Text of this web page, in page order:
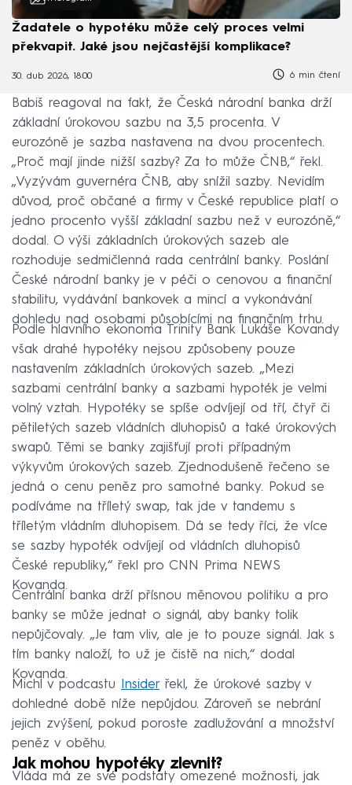
Žadatele o hypotéku může celý proces velmi
překvapit. Jaké jsou nejčastější komplikace?
30. dub 2026, 18:00 6 min čtení
Babiš reagoval na fakt, že Česká národní banka drží
základní úrokovou sazbu na 3,5 procenta. V
eurozóně je sazba nastavena na dvou procentech.
„Proč mají jinde nižší sazby? Za to může ČNB,“ řekl.
„Vyzývám guvernéra ČNB, aby snížil sazby. Nevidím
důvod, proč občané a firmy v České republice platí o
jedno procento vyšší základní sazbu než v eurozóně,“
dodal. O výši základních úrokových sazeb ale
rozhoduje sedmičlenná rada centrální banky. Poslání
České národní banky je v péči o cenovou a finanční
stabilitu, vydávání bankovek a mincí a vykonávání
dohledu nad osobami působícími na finančním trhu.
Podle hlavního ekonoma Trinity Bank Lukáše Kovandy
však drahé hypotéky nejsou způsobeny pouze
nastavením základních úrokových sazeb. „Mezi
sazbami centrální banky a sazbami hypoték je velmi
volný vztah. Hypotéky se spíše odvíjejí od tří, čtyř či
pětiletých sazeb vládních dluhopisů a také úrokových
swapů. Těmi se banky zajišťují proti případným
výkyvům úrokových sazeb. Zjednodušeně řečeno se
jedná o cenu peněz pro samotné banky. Pokud se
podíváme na tříletý swap, tak jde v tandemu s
tříletým vládním dluhopisem. Dá se tedy říci, že více
se sazby hypoték odvíjejí od vládních dluhopisů
České republiky,“ řekl pro CNN Prima NEWS
Kovanda.
Centrální banka drží přísnou měnovou politiku a pro
banky se může jednat o signál, aby banky tolik
nepůjčovaly. „Je tam vliv, ale je to pouze signál. Jak s
tím banky naloží, to už je čistě na nich,“ dodal
Kovanda.
Michl v podcastu Insiderřekl, že úrokové sazby v
dohledné době níže nepůjdou. Zároveň se nebrání
jejich zvýšení, pokud poroste zadlužování a množství
peněz v oběhu.
Jak mohou hypotéky zlevnit?
Vláda má ze své podstaty omezené možnosti, jak